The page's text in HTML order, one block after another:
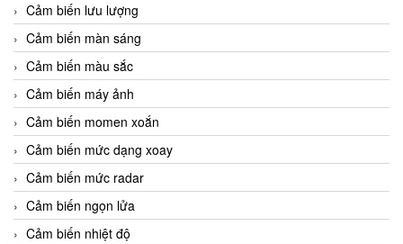
Cảm biến lưu lượng
Cảm biến màn sáng
Cảm biến màu sắc
Cảm biến máy ảnh
Cảm biến momen xoắn
Cảm biến mức dạng xoay
Cảm biến mức radar
Cảm biến ngọn lửa
Cảm biến nhiệt độ